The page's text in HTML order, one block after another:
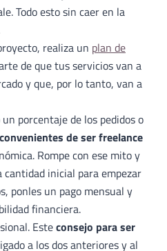
Todo esto sin caer en la
realiza un plan de
de que tus servicios van a
y que, por lo tanto, van a
porcentaje de los pedidos o
de ser freelance
Rompe con ese mito y
inicial para empezar
ponles un pago mensual y
financiera.
Esteconsejo para ser
a los dos anteriores y al